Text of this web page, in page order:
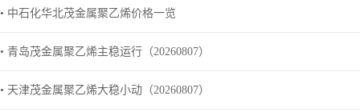
• 中石化华北茂金属聚乙烯价格一览
• 青岛茂金属聚乙烯主稳运行（20260807）
• 天津茂金属聚乙烯大稳小动（20260807）